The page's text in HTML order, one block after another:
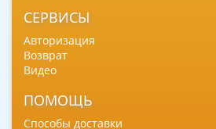
СЕРВИСЫ
Авторизация
Возврат
Видео
ПОМОЩЬ
Способы доставки